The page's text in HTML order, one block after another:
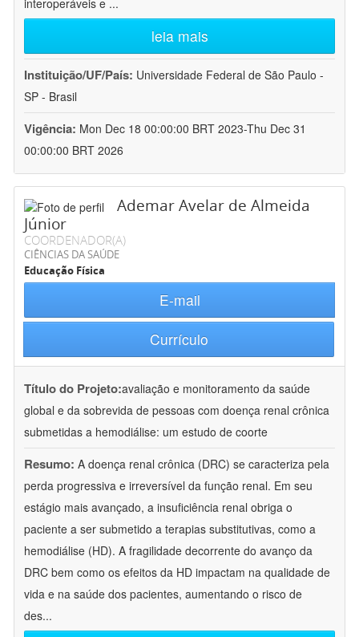
interoperáveis e ...
leia mais
Instituição/UF/País: Universidade Federal de São Paulo -
SP - Brasil
Vigência: Mon Dec 18 00:00:00 BRT 2023-Thu Dec 31
00:00:00 BRT 2026
Ademar Avelar de Almeida
Júnior
COORDENADOR(A)
CIÊNCIAS DA SAÚDE
Educação Física
E-mail
Currículo
Título do Projeto:avaliação e monitoramento da saúde
global e da sobrevida de pessoas com doença renal crônica
submetidas a hemodiálise: um estudo de coorte
Resumo: A doença renal crônica (DRC) se caracteriza pela
perda progressiva e irreversível da função renal. Em seu
estágio mais avançado, a insuficiência renal obriga o
paciente a ser submetido a terapias substitutivas, como a
hemodiálise (HD). A fragilidade decorrente do avanço da
DRC bem como os efeitos da HD impactam na qualidade de
vida e na saúde dos pacientes, aumentando o risco de
des...